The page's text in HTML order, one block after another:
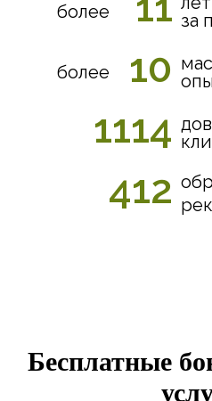
более
за
1114
более 10
412
Бесплатные